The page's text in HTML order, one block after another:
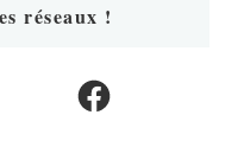
réseaux !
Facebook